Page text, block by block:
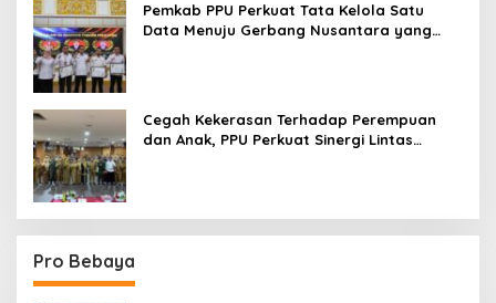
Pemkab PPU Perkuat Tata Kelola Satu
Data Menuju Gerbang Nusantara yang
Cegah Kekerasan Terhadap Perempuan
dan Anak, PPU Perkuat Sinergi Lintas
Pro Bebaya